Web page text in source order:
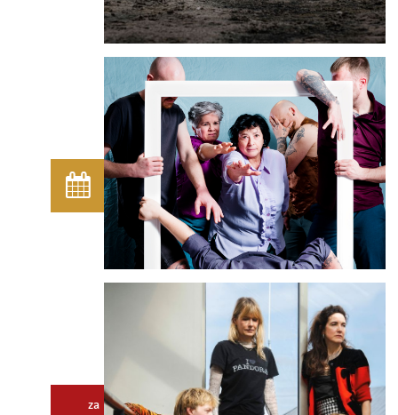
za
Dit is een
Tartarenactiviteit.
Log in
om deze te bekijken.